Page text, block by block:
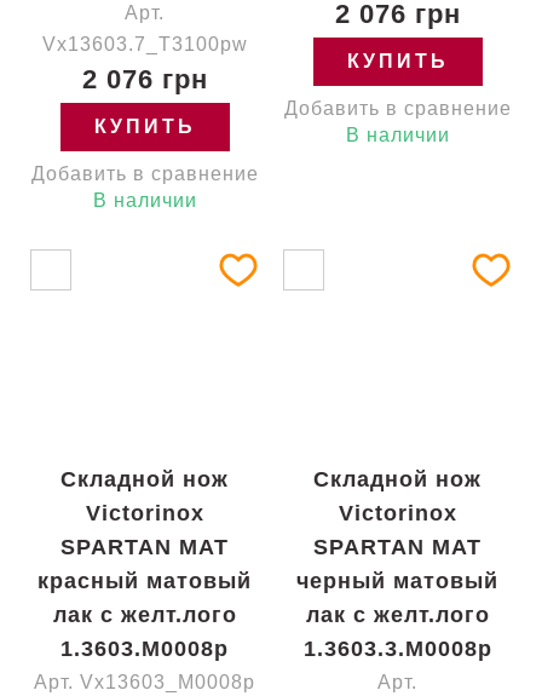
Арт.
Vx13603.7_T3100pw
2 076 грн
КУПИТЬ
Добавить в сравнение
В наличии
2 076 грн
КУПИТЬ
Добавить в сравнение
В наличии
Складной нож
Victorinox
SPARTAN MAT
красный матовый
лак с желт.лого
1.3603.M0008p
Арт. Vx13603_M0008p
Складной нож
Victorinox
SPARTAN MAT
черный матовый
лак с желт.лого
1.3603.3.M0008p
Арт.